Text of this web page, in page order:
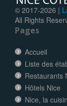
© 2017-2026 |
All Rights
Pages
Accueil
Liste des
Restaurants
Hôtels Nice
Nice, la